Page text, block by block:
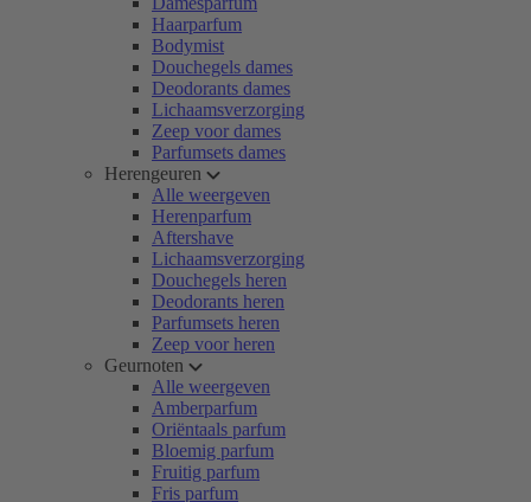
Haarparfum
Bodymist
Douchegels dames
Deodorants dames
Lichaamsverzorging
Zeep voor dames
Parfumsets dames
Herengeuren
Alle weergeven
Herenparfum
Aftershave
Lichaamsverzorging
Douchegels heren
Deodorants heren
Parfumsets heren
Zeep voor heren
Geurnoten
Alle weergeven
Amberparfum
Oriëntaals parfum
Bloemig parfum
Fruitig parfum
Fris parfum